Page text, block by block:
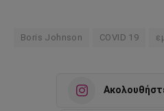
Boris Johnson COVID 19